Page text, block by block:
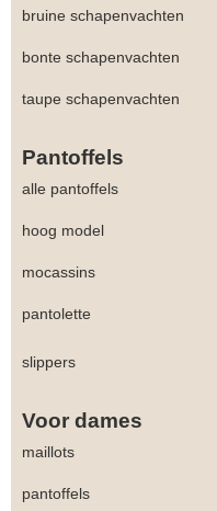
bruine schapenvachten
bonte schapenvachten
taupe schapenvachten
Pantoffels
alle pantoffels
hoog model
mocassins
pantolette
slippers
Voor dames
maillots
pantoffels